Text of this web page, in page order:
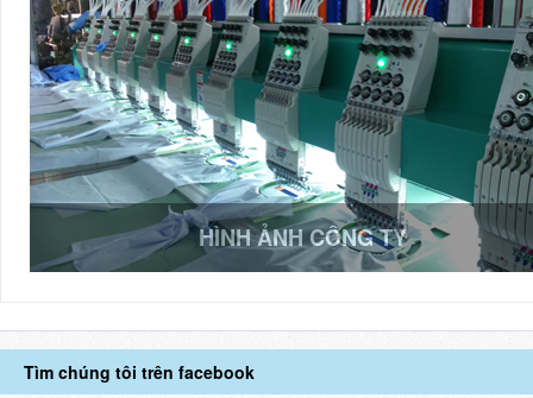
HÌNH ẢNH CÔNG TY
Tìm chúng tôi trên facebook